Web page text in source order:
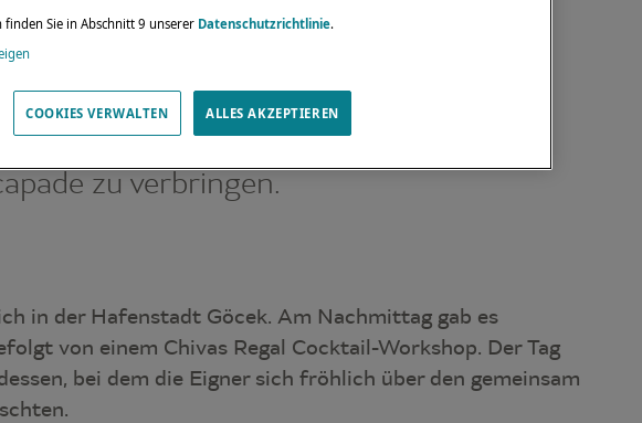
2022 trafen sich 18 Eigner von
in der Türkei, um eine tolle Zeit auf
zu verbringen.
in der Hafenstadt Göcek. Am Nachmittag gab es
von einem Chivas Regal Cocktail-Workshop. Der Tag
bei dem die Eigner sich fröhlich über den gemeinsam
Sie in Abschnitt 9 unserer Datenschutzrichtlinie.
COOKIES VERWALTEN ALLES AKZEPTIEREN